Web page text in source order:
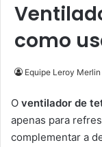
como
Equipe Leroy Merlin
O ventilador de
apenas para
complementar a